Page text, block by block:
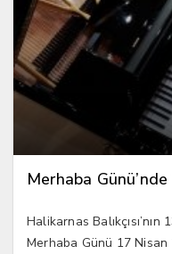
Merhaba
Halikarnas
Merhaba Günü 17